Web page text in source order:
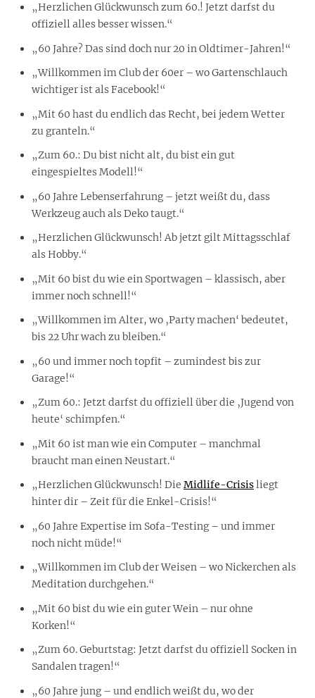
„Herzlichen Glückwunsch zum 60.! Jetzt darfst du
offiziell alles besser wissen.“
„60 Jahre? Das sind doch nur 20 in Oldtimer-Jahren!“
„Willkommen im Club der 60er – wo Gartenschlauch
wichtiger ist als Facebook!“
„Mit 60 hast du endlich das Recht, bei jedem Wetter
zu granteln.“
„Zum 60.: Du bist nicht alt, du bist ein gut
eingespieltes Modell!“
„60 Jahre Lebenserfahrung – jetzt weißt du, dass
Werkzeug auch als Deko taugt.“
„Herzlichen Glückwunsch! Ab jetzt gilt Mittagsschlaf
als Hobby.“
„Mit 60 bist du wie ein Sportwagen – klassisch, aber
immer noch schnell!“
„Willkommen im Alter, wo ‚Party machen‘ bedeutet,
bis 22 Uhr wach zu bleiben.“
„60 und immer noch topfit – zumindest bis zur
Garage!“
„Zum 60.: Jetzt darfst du offiziell über die ‚Jugend von
heute‘ schimpfen.“
„Mit 60 ist man wie ein Computer – manchmal
braucht man einen Neustart.“
„Herzlichen Glückwunsch! Die Midlife-Crisisliegt
hinter dir – Zeit für die Enkel-Crisis!“
„60 Jahre Expertise im Sofa-Testing – und immer
noch nicht müde!“
„Willkommen im Club der Weisen – wo Nickerchen als
Meditation durchgehen.“
„Mit 60 bist du wie ein guter Wein – nur ohne
Korken!“
„Zum 60. Geburtstag: Jetzt darfst du offiziell Socken in
Sandalen tragen!“
„60 Jahre jung – und endlich weißt du, wo der